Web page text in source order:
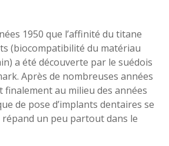
1950 que l’affinité du titane
(biocompatibilité du matériau
a été découverte par le suédois
Après de nombreuses années
finalement au milieu des années
de pose d’implants dentaires se
un peu partout dans le